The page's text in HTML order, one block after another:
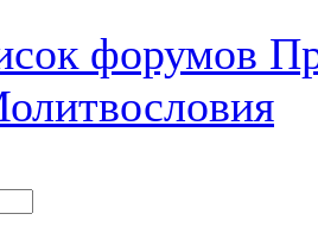
форумов